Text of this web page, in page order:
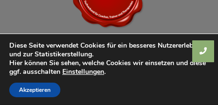
Diese Seite verwendet Cookies für ein besseres Nutzererlebnis
und zur Statistikerstellung.
Hier können Sie sehen, welche Cookies wir einsetzen und diese
ggf. ausschalten Einstellungen.
Akzeptieren